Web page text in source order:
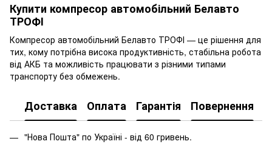
Купити компресор автомобільний Белавто
ТРОФІ
Компресор автомобільний Белавто ТРОФІ — це рішення для
тих, кому потрібна висока продуктивність, стабільна робота
від АКБ та можливість працювати з різними типами
транспорту без обмежень.
Доставка Оплата Гарантія Повернення
"Нова Пошта" по Україні - від 60 гривень.